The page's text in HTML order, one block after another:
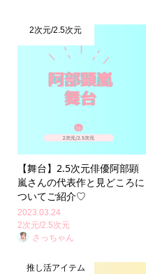
2次元/2.5次元
【舞台】2.5次元俳優阿部顕
嵐さんの代表作と見どころに
ついてご紹介♡
2023.03.24
2次元/2.5次元
さっちゃん
推し活アイテム